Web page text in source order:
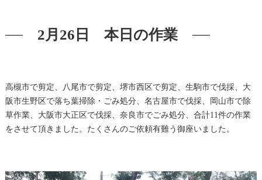
2月26日 本日の作業
高槻市で剪定、八尾市で剪定、堺市西区で剪定、生駒市で伐採、大
阪市生野区で落ち葉掃除・ごみ処分、名古屋市で伐採、岡山市で除
草作業、大阪市大正区で伐採、奈良市でごみ処分、合計11件の作業
をさせて頂きました。たくさんのご依頼有難う御座いました。